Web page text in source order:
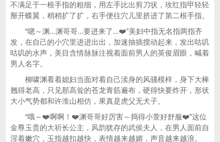
不满足于一根手指的粗细，用左手比出剪刀状，玫红指甲轻轻
掰开蝶翼，稍稍扩了扩，右手便往穴儿里挤进了第二根手指。
“嗯～渊...渊哥哥...要进来了...❤️”美妇中指无名指两指齐
发，在自己的小穴里进进出出，加速抽插搅动起来，发出咕叽
咕叽的水声，美目含情脉脉注视着面前男人的英俊眉眼，喊着
男人名字。
柳啸渊看着媳妇当面对着自己渎身的风骚模样，身下大棒
翘得老高，只见那高耸的苍龙青筋遍布，硬得快要炸开，形状
大小气势都和许淮山相仿，果真是虎父无犬子。
“哦～❤️啊啊！❤️渊哥哥好厉害～捣得小萱好舒服❤️”这位
金尊玉贵的大祈长公主，风韵犹存的武侯夫人，在男人面前自
淫着嫩穴，玉指越扣越快，表情越来越媚，声音越来越浪。